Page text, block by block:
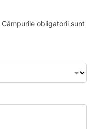
Câmpurile obligatorii sunt